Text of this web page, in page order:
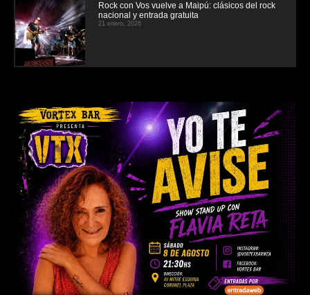
Rock con Vos vuelve a Maipú: clásicos del rock
nacional y entrada gratuita
21 enero, 2026